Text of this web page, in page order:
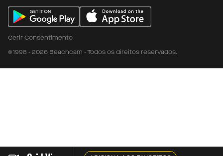
Gerir Consentimento
©1998 - 2026 Beachcam - Todos os direitos reservados.